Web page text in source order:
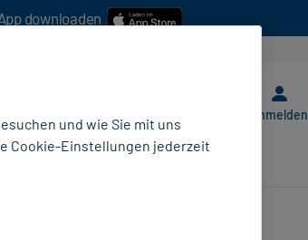
downloaden
Anmelden
und wie Sie mit uns
Cookie-Einstellungen jederzeit